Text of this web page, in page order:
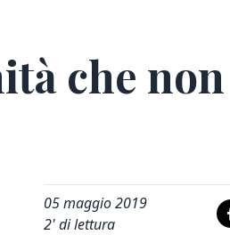
che non
05 maggio 2019
2' di lettura